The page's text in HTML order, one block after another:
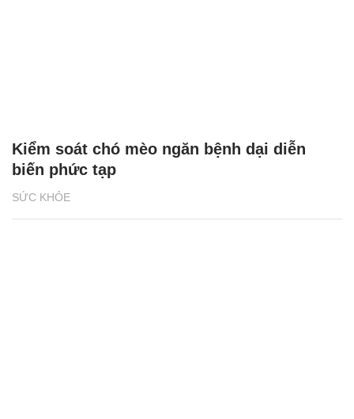
SỨC KHỎE
Kiểm soát chó mèo ngăn bệnh dại diễn
biến phức tạp